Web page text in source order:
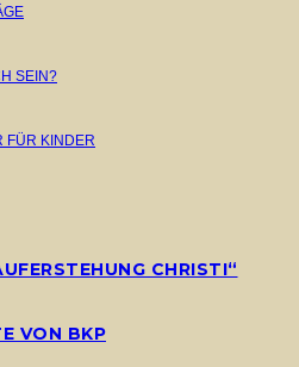
SEIN?
FÜR KINDER
CHRISTI“
VON BKP